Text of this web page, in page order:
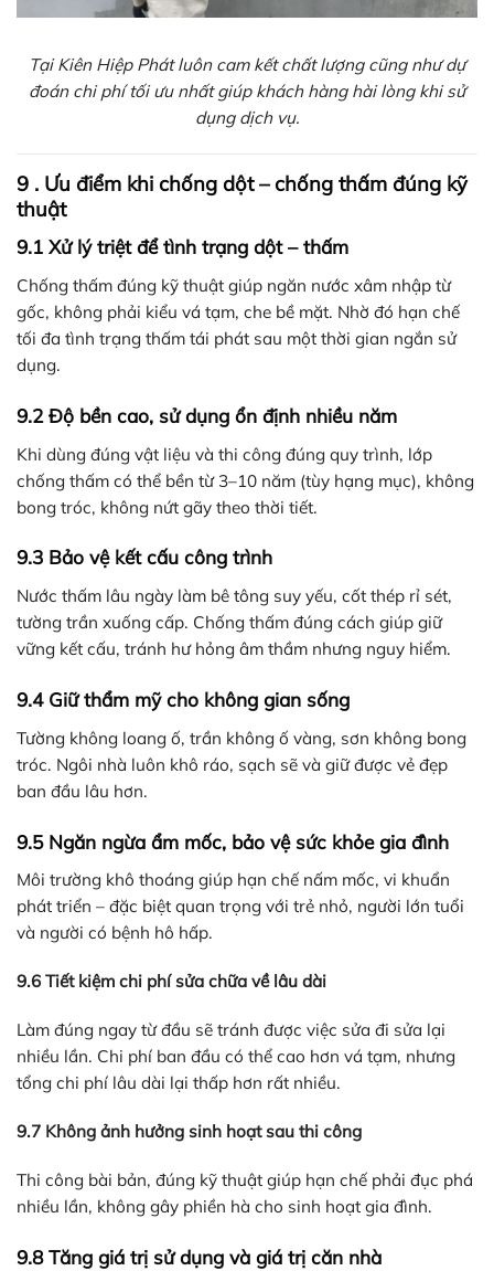
Tại Kiên Hiệp Phát luôn cam kết chất lượng cũng như dự
đoán chi phí tối ưu nhất giúp khách hàng hài lòng khi sử
dụng dịch vụ.
9 . Ưu điểm khi chống dột – chống thấm đúng kỹ
thuật
9.1 Xử lý triệt để tình trạng dột – thấm
Chống thấm đúng kỹ thuật giúp ngăn nước xâm nhập từ
gốc, không phải kiểu vá tạm, che bề mặt. Nhờ đó hạn chế
tối đa tình trạng thấm tái phát sau một thời gian ngắn sử
dụng.
9.2 Độ bền cao, sử dụng ổn định nhiều năm
Khi dùng đúng vật liệu và thi công đúng quy trình, lớp
chống thấm có thể bền từ 3–10 năm (tùy hạng mục), không
bong tróc, không nứt gãy theo thời tiết.
9.3 Bảo vệ kết cấu công trình
Nước thấm lâu ngày làm bê tông suy yếu, cốt thép rỉ sét,
tường trần xuống cấp. Chống thấm đúng cách giúp giữ
vững kết cấu, tránh hư hỏng âm thầm nhưng nguy hiểm.
9.4 Giữ thẩm mỹ cho không gian sống
Tường không loang ố, trần không ố vàng, sơn không bong
tróc. Ngôi nhà luôn khô ráo, sạch sẽ và giữ được vẻ đẹp
ban đầu lâu hơn.
9.5 Ngăn ngừa ẩm mốc, bảo vệ sức khỏe gia đình
Môi trường khô thoáng giúp hạn chế nấm mốc, vi khuẩn
phát triển – đặc biệt quan trọng với trẻ nhỏ, người lớn tuổi
và người có bệnh hô hấp.
9.6 Tiết kiệm chi phí sửa chữa về lâu dài
Làm đúng ngay từ đầu sẽ tránh được việc sửa đi sửa lại
nhiều lần. Chi phí ban đầu có thể cao hơn vá tạm, nhưng
tổng chi phí lâu dài lại thấp hơn rất nhiều.
9.7 Không ảnh hưởng sinh hoạt sau thi công
Thi công bài bản, đúng kỹ thuật giúp hạn chế phải đục phá
nhiều lần, không gây phiền hà cho sinh hoạt gia đình.
9.8 Tăng giá trị sử dụng và giá trị căn nhà